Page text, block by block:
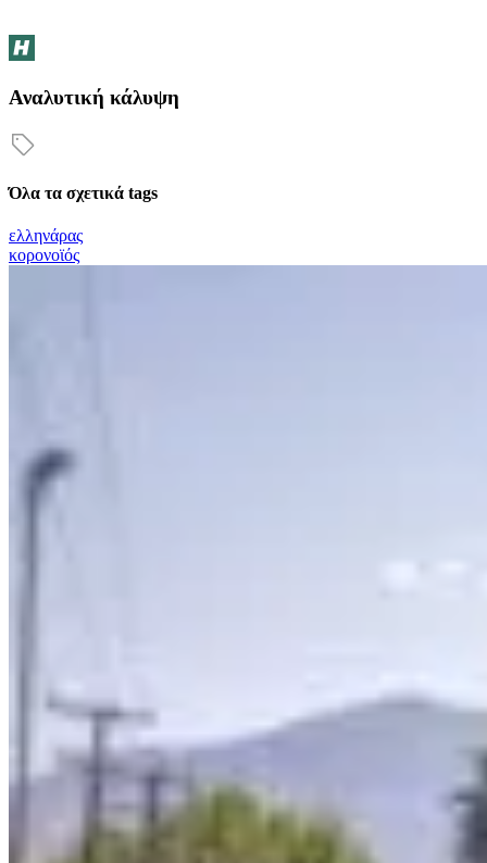
Αναλυτική κάλυψη
Όλα τα σχετικά tags
ελληνάρας
κορονοϊός